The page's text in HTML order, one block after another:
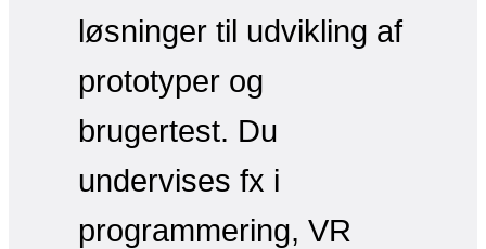
løsninger til udvikling af
prototyper og
brugertest. Du
undervises fx i
programmering, VR